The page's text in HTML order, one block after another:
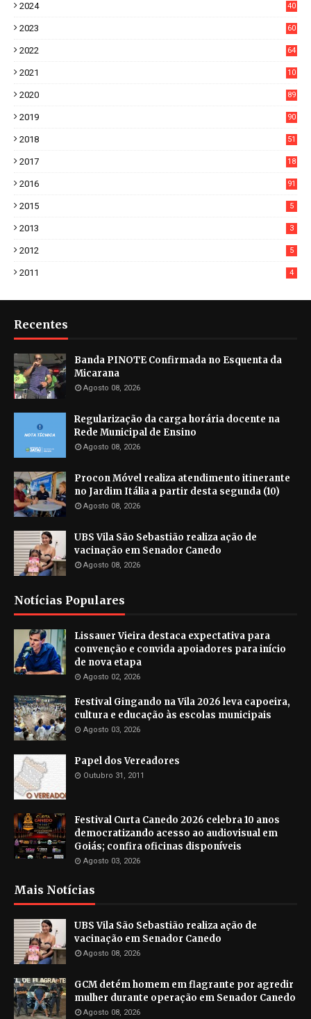
2024
40
2023
60
2022
64
2021
10
2020
89
2019
90
2018
51
2017
18
2016 91
2015 5
2013 3
2012 5
2011 4
Recentes
Banda PINOTE Confirmada no Esquenta da
Micarana
Agosto 08, 2026
Regularização da carga horária docente na
Rede Municipal de Ensino
Agosto 08, 2026
Procon Móvel realiza atendimento itinerante
no Jardim Itália a partir desta segunda (10)
Agosto 08, 2026
UBS Vila São Sebastião realiza ação de
vacinação em Senador Canedo
Agosto 08, 2026
Notícias Populares
Lissauer Vieira destaca expectativa para
convenção e convida apoiadores para início
de nova etapa
Agosto 02, 2026
Festival Gingando na Vila 2026 leva capoeira,
cultura e educação às escolas municipais
Agosto 03, 2026
Papel dos Vereadores
Outubro 31, 2011
Festival Curta Canedo 2026 celebra 10 anos
democratizando acesso ao audiovisual em
Goiás; confira oficinas disponíveis
Agosto 03, 2026
Mais Notícias
UBS Vila São Sebastião realiza ação de
vacinação em Senador Canedo
Agosto 08, 2026
GCM detém homem em flagrante por agredir
mulher durante operação em Senador Canedo
Agosto 08, 2026